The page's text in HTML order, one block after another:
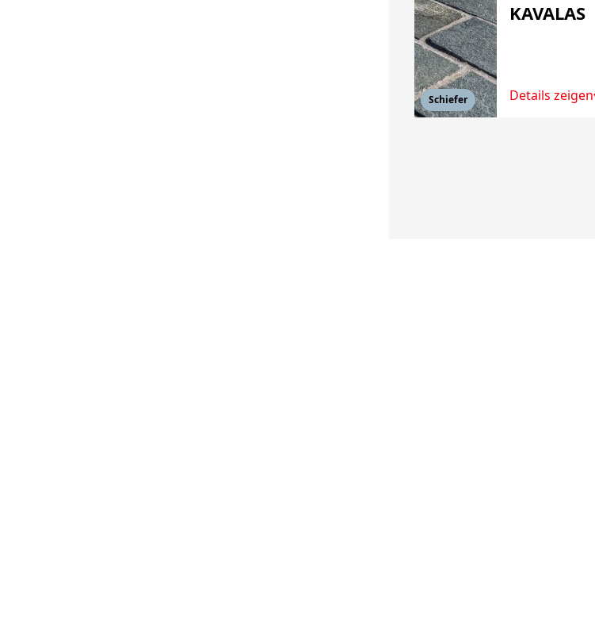
Schiefer
KAVALAS
Details zeigen